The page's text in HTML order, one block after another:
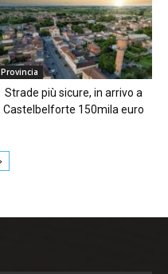
Provincia
Strade più sicure, in arrivo a
Castelbelforte 150mila euro